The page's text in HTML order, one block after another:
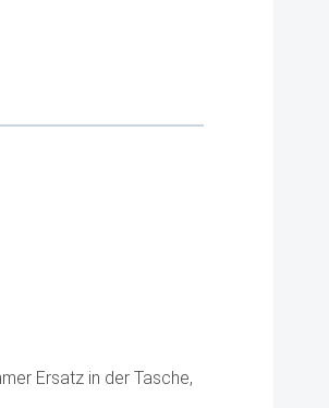
Ersatz in der Tasche,